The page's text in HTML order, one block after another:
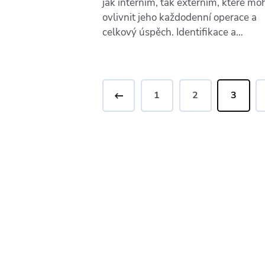
ovlivnit jeho každodenní operace a
celkový úspěch. Identifikace a…
1 2 3